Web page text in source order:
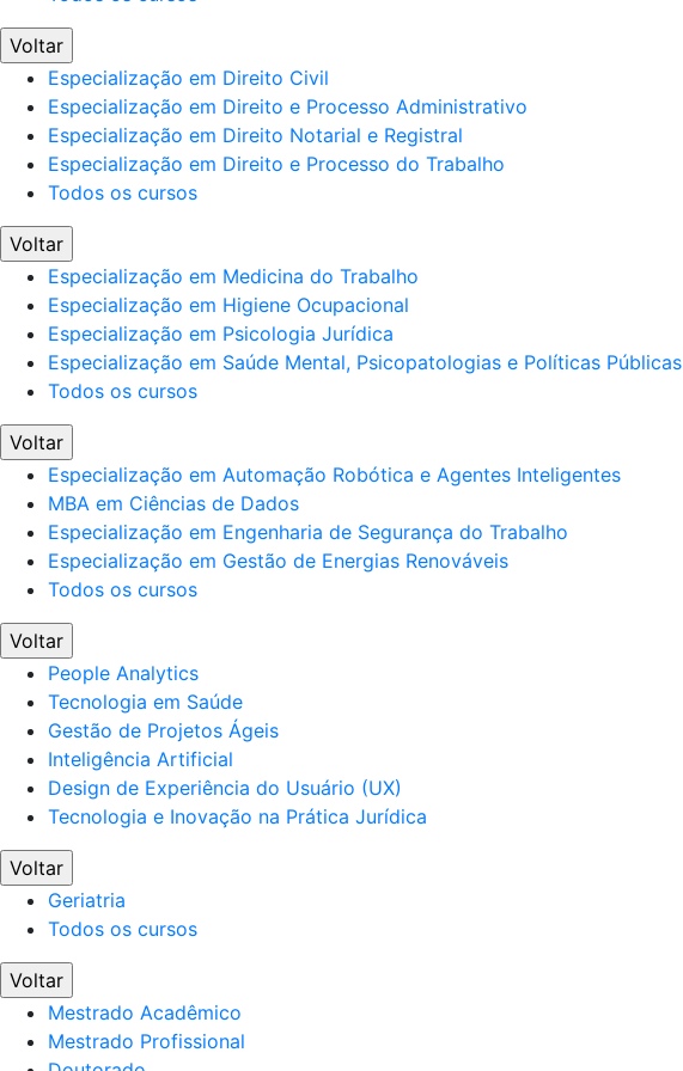
Voltar
Especialização em Direito Civil
Especialização em Direito e Processo Administrativo
Especialização em Direito Notarial e Registral
Especialização em Direito e Processo do Trabalho
Todos os cursos
Voltar
Especialização em Medicina do Trabalho
Especialização em Higiene Ocupacional
Especialização em Psicologia Jurídica
Especialização em Saúde Mental, Psicopatologias e Políticas Públicas
Todos os cursos
Voltar
Especialização em Automação Robótica e Agentes Inteligentes
MBA em Ciências de Dados
Especialização em Engenharia de Segurança do Trabalho
Especialização em Gestão de Energias Renováveis
Todos os cursos
Voltar
People Analytics
Tecnologia em Saúde
Gestão de Projetos Ágeis
Inteligência Artificial
Design de Experiência do Usuário (UX)
Tecnologia e Inovação na Prática Jurídica
Voltar
Geriatria
Todos os cursos
Voltar
Mestrado Acadêmico
Mestrado Profissional